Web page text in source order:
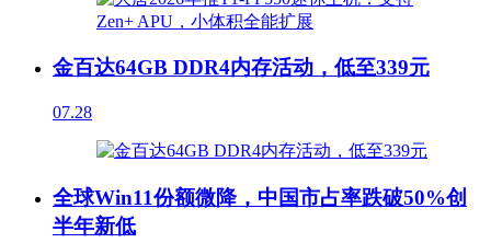
金百达64GB DDR4内存活动，低至339元
07.28
全球Win11份额微降，中国市占率跌破50%创
半年新低